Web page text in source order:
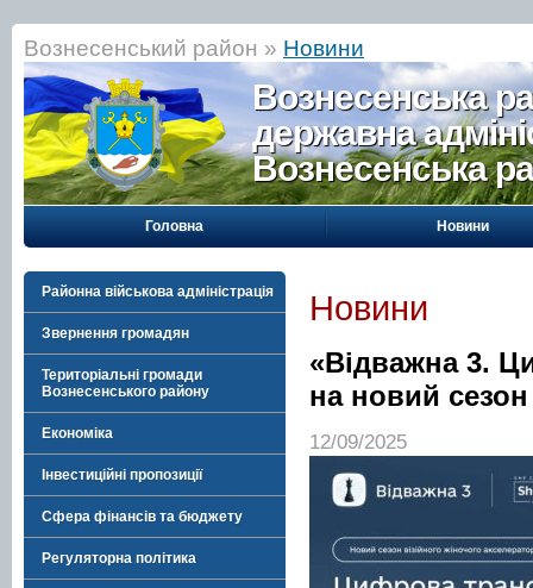
Вознесенський район » Новини
Вознесенська
державна
Вознесенська
Головна Новини
Районна військова адміністрація
Звернення громадян
Територіальні громади
Вознесенського району
Економіка
Інвестиційні пропозиції
Сфера фінансів та бюджету
Регуляторна політика
Новини
«Відважна 3.
на новий сезон
12/09/2025